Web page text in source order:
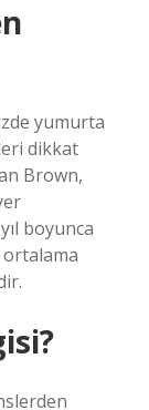
yumurta
dikkat
Brown,
boyunca